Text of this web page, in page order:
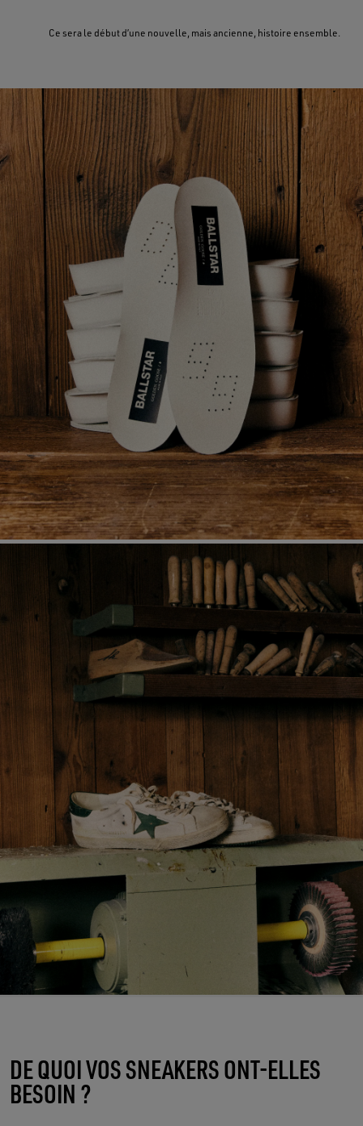
Ce sera le début d’une nouvelle, mais ancienne, histoire ensemble.
DE QUOI VOS SNEAKERS ONT-ELLES
BESOIN ?